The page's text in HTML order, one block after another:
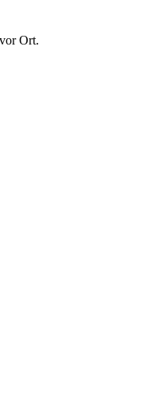
Ort.